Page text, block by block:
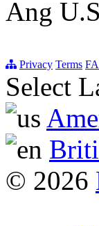
Ang
Privacy Terms
Select
© 2026